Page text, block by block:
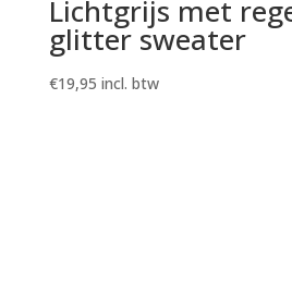
Lichtgrijs met
glitter sweater
€19,95 incl. btw